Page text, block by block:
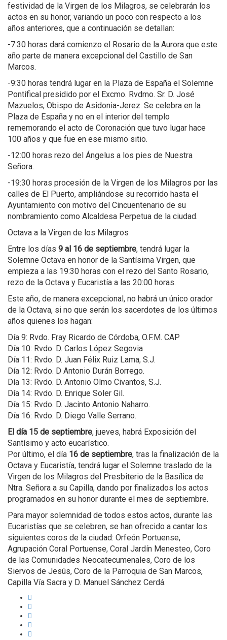
festividad de la Virgen de los Milagros, se celebrarán los
actos en su honor, variando un poco con respecto a los
años anteriores, que a continuación se detallan:
-7:30 horas dará comienzo el Rosario de la Aurora que este
año parte de manera excepcional del Castillo de San
Marcos.
-9:30 horas tendrá lugar en la Plaza de España el Solemne
Pontifical presidido por el Excmo. Rvdmo. Sr. D. José
Mazuelos, Obispo de Asidonia-Jerez. Se celebra en la
Plaza de España y no en el interior del templo
rememorando el acto de Coronación que tuvo lugar hace
100 años y que fue en ese mismo sitio.
-12:00 horas rezo del Ángelus a los pies de Nuestra
Señora.
-19:30 horas procesión de la Virgen de los Milagros por las
calles de El Puerto, ampliándose su recorrido hasta el
Ayuntamiento con motivo del Cincuentenario de su
nombramiento como Alcaldesa Perpetua de la ciudad.
Octava a la Virgen de los Milagros
Entre los días 9 al 16 de septiembre, tendrá lugar la
Solemne Octava en honor de la Santísima Virgen, que
empieza a las 19:30 horas con el rezo del Santo Rosario,
rezo de la Octava y Eucaristía a las 20:00 horas.
Este año, de manera excepcional, no habrá un único orador
de la Octava, si no que serán los sacerdotes de los últimos
años quienes los hagan:
Día 9: Rvdo. Fray Ricardo de Córdoba, O.F.M. CAP
Día 10: Rvdo. D. Carlos López Segovia
Día 11: Rvdo. D. Juan Félix Ruiz Lama, S.J.
Día 12: Rvdo. D Antonio Durán Borrego.
Día 13: Rvdo. D. Antonio Olmo Civantos, S.J.
Día 14: Rvdo. D. Enrique Soler Gil.
Día 15: Rvdo. D. Jacinto Antonio Naharro.
Día 16: Rvdo. D. Diego Valle Serrano.
El día 15 de septiembre, jueves, habrá Exposición del
Santísimo y acto eucarístico.
Por último, el día 16 de septiembre, tras la finalización de la
Octava y Eucaristía, tendrá lugar el Solemne traslado de la
Virgen de los Milagros del Presbiterio de la Basílica de
Ntra. Señora a su Capilla, dando por finalizados los actos
programados en su honor durante el mes de septiembre.
Para mayor solemnidad de todos estos actos, durante las
Eucaristías que se celebren, se han ofrecido a cantar los
siguientes coros de la ciudad: Orfeón Portuense,
Agrupación Coral Portuense, Coral Jardín Menesteo, Coro
de las Comunidades Neocatecumenales, Coro de los
Siervos de Jesús, Coro de la Parroquia de San Marcos,
Capilla Vía Sacra y D. Manuel Sánchez Cerdá.